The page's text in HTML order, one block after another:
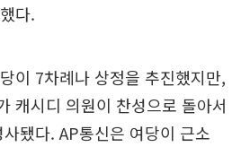
다.
이 7차례나 상정을 추진했지만,
캐시디 의원이 찬성으로 돌아서
됐다. AP통신은 여당이 근소